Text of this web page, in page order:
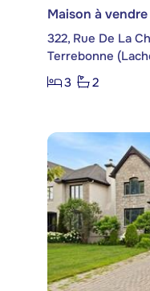
Maison à vendre
322, Rue De La
Terrebonne
3
2